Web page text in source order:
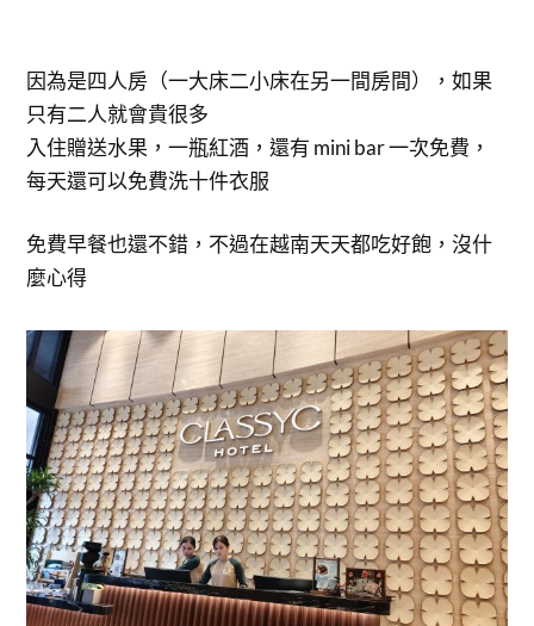
因為是四人房（一大床二小床在另一間房間），如果
只有二人就會貴很多
入住贈送水果，一瓶紅酒，還有 mini bar 一次免費，
每天還可以免費洗十件衣服
免費早餐也還不錯，不過在越南天天都吃好飽，沒什
麼心得